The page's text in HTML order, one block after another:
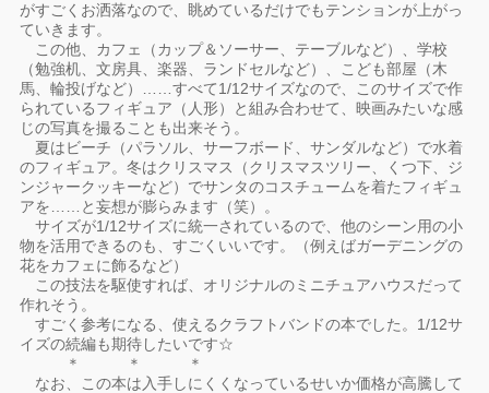
がすごくお洒落なので、眺めているだけでもテンションが上がっ
ていきます。
この他、カフェ（カップ＆ソーサー、テーブルなど）、学校
（勉強机、文房具、楽器、ランドセルなど）、こども部屋（木
馬、輪投げなど）……すべて1/12サイズなので、このサイズで作
られているフィギュア（人形）と組み合わせて、映画みたいな感
じの写真を撮ることも出来そう。
夏はビーチ（パラソル、サーフボード、サンダルなど）で水着
のフィギュア。冬はクリスマス（クリスマスツリー、くつ下、ジ
ンジャークッキーなど）でサンタのコスチュームを着たフィギュ
アを……と妄想が膨らみます（笑）。
サイズが1/12サイズに統一されているので、他のシーン用の小
物を活用できるのも、すごくいいです。（例えばガーデニングの
花をカフェに飾るなど）
この技法を駆使すれば、オリジナルのミニチュアハウスだって
作れそう。
すごく参考になる、使えるクラフトバンドの本でした。1/12サ
イズの続編も期待したいです☆
＊ ＊ ＊
なお、この本は入手しにくくなっているせいか価格が高騰して